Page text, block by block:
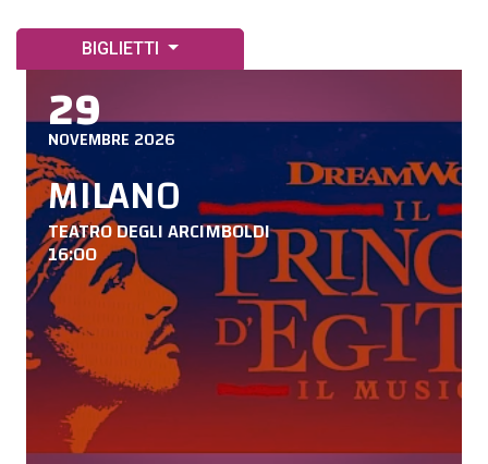
BIGLIETTI
29
NOVEMBRE 2026
MILANO
TEATRO DEGLI ARCIMBOLDI
16:00